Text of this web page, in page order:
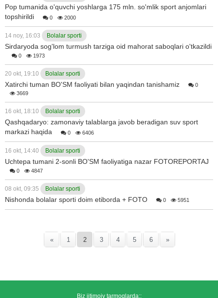
Pop tumanida o'quvchi yoshlarga 175 mln. so'mlik sport anjomlari
topshirildi
0 2000
14 noy, 16:03 Bolalar sporti
Sirdaryoda sog'lom turmush tarziga oid mahorat saboqlari o'tkazildi
0 1973
20 okt, 19:10 Bolalar sporti
Xatirchi tuman BO'SM faoliyati bilan yaqindan tanishamiz
0
3669
16 okt, 18:10 Bolalar sporti
Qashqadaryo: zamonaviy talablarga javob beradigan suv sport
markazi haqida
0 6406
16 okt, 14:40 Bolalar sporti
Uchtepa tumani 2-sonli BO'SM faoliyatiga nazar FOTOREPORTAJ
0 4847
08 okt, 09:35 Bolalar sporti
Nishonda bolalar sporti doim etiborda + FOTO 0 5951
« 1 2 3 4 5 6 »
Biz ijtimoiy tarmoqlarda::